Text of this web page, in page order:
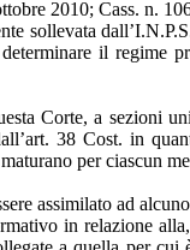
2010; Cass. n.
sollevata
il regime
Corte, a sezioni
38 Cost. in
per ciascun
assimilato ad
in relazione